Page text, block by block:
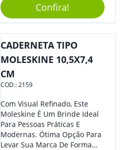
Confira!
CADERNETA TIPO
MOLESKINE 10,5X7,4
CM
COD.:2159
Com Visual Refinado, Este
Moleskine É Um Brinde Ideal
Para Pessoas Práticas E
Modernas. Ótima Opção Para
Levar Sua Marca De Forma